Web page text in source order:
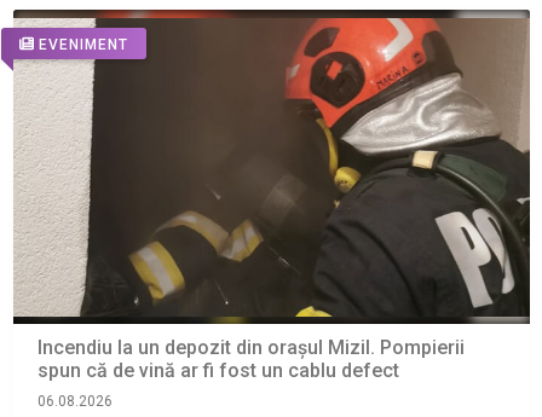
EVENIMENT
Incendiu la un depozit din orașul Mizil. Pompierii
spun că de vină ar fi fost un cablu defect
06.08.2026